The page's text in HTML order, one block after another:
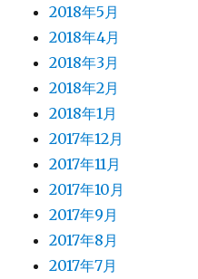
2018年5月
2018年4月
2018年3月
2018年2月
2018年1月
2017年12月
2017年11月
2017年10月
2017年9月
2017年8月
2017年7月